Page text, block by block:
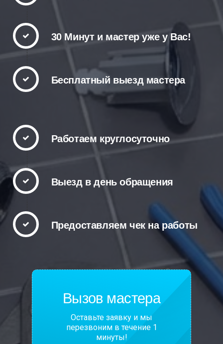
30 Минут и мастер уже у Вас!
Бесплатный выезд мастера
Работаем круглосуточно
Выезд в день обращения
Предоставляем чек на работы
Вызов мастера
Оставьте заявку и мы
перезвоним в течение 1
минуты!